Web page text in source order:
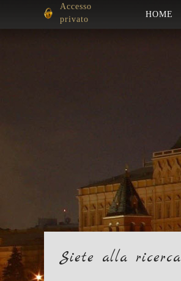
Accesso
privato
HOME
Siete alla